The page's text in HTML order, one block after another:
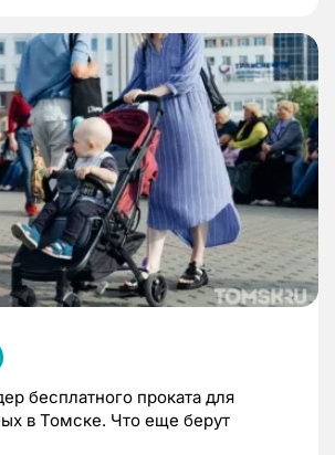
бесплатного проката для
в Томске. Что еще берут